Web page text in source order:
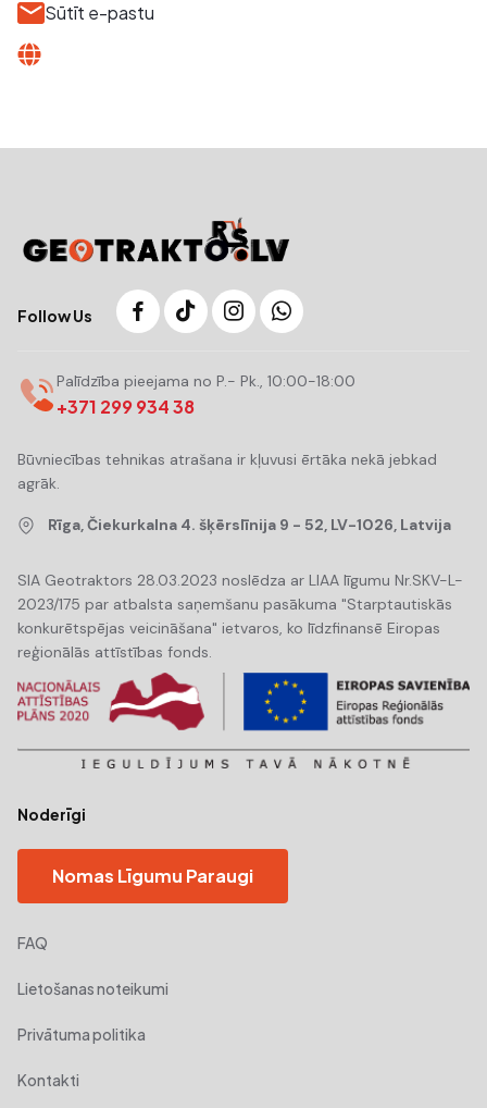
Sūtīt e-pastu
Follow Us
Palīdzība pieejama no P.- Pk., 10:00-18:00
+371 299 934 38
Būvniecības tehnikas atrašana ir kļuvusi ērtāka nekā jebkad
agrāk.
Rīga, Čiekurkalna 4. šķērslīnija 9 - 52, LV-1026, Latvija
SIA Geotraktors 28.03.2023 noslēdza ar LIAA līgumu Nr.SKV-L-
2023/175 par atbalsta saņemšanu pasākuma "Starptautiskās
konkurētspējas veicināšana" ietvaros, ko līdzfinansē Eiropas
reģionālās attīstības fonds.
Noderīgi
Nomas Līgumu Paraugi
FAQ
Lietošanas noteikumi
Privātuma politika
Kontakti